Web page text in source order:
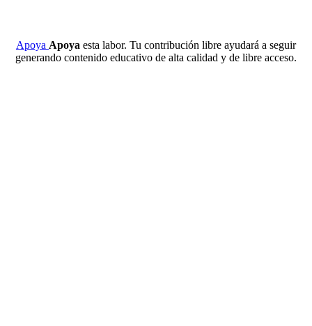
Apoya Apoya esta labor. Tu contribución libre ayudará a seguir
generando contenido educativo de alta calidad y de libre acceso.